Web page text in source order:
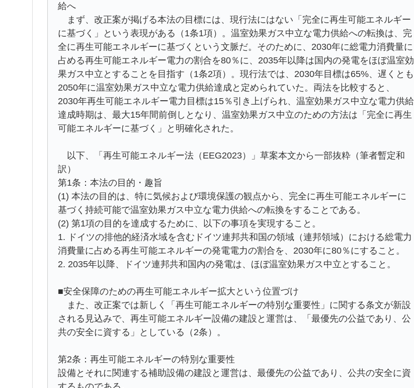
給へ
まず、改正案が掲げる本法の目標には、現行法にはない「完全に再生可能エネルギー
に基づく」という表現がある（1条1項）。温室効果ガス中立な電力供給への転換は、完
全に再生可能エネルギーに基づくという文脈だ。そのために、2030年に総電力消費量に
占める再生可能エネルギー電力の割合を80％に、2035年以降は国内の発電をほぼ温室効
果ガス中立とすることを目指す（1条2項）。現行法では、2030年目標は65%、遅くとも
2050年に温室効果ガス中立な電力供給達成と定められていた。両法を比較すると、
2030年再生可能エネルギー電力目標は15％引き上げられ、温室効果ガス中立な電力供給
達成時期は、最大15年間前倒しとなり、温室効果ガス中立のための方法は「完全に再生
可能エネルギーに基づく」と明確化された。
以下、「再生可能エネルギー法（EEG2023）」草案本文から一部抜粋（筆者暫定和
訳）
第1条：本法の目的・趣旨
(1) 本法の目的は、特に気候および環境保護の観点から、完全に再生可能エネルギーに
基づく持続可能で温室効果ガス中立な電力供給への転換をすることである。
(2) 第1項の目的を達成するために、以下の事項を実現すること。
1. ドイツの排他的経済水域を含むドイツ連邦共和国の領域（連邦領域）における総電力
消費量に占める再生可能エネルギーの発電電力の割合を、2030年に80％にすること。
2. 2035年以降、ドイツ連邦共和国内の発電は、ほぼ温室効果ガス中立とすること。
■安全保障のための再生可能エネルギー拡大という位置づけ
また、改正案では新しく「再生可能エネルギーの特別な重要性」に関する条文が新設
される見込みで、再生可能エネルギー設備の建設と運営は、「最優先の公益であり、公
共の安全に資する」としている（2条）。
第2条：再生可能エネルギーの特別な重要性
設備とそれに関連する補助設備の建設と運営は、最優先の公益であり、公共の安全に資